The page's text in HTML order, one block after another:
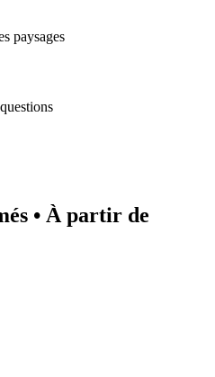
paysages
• À partir de